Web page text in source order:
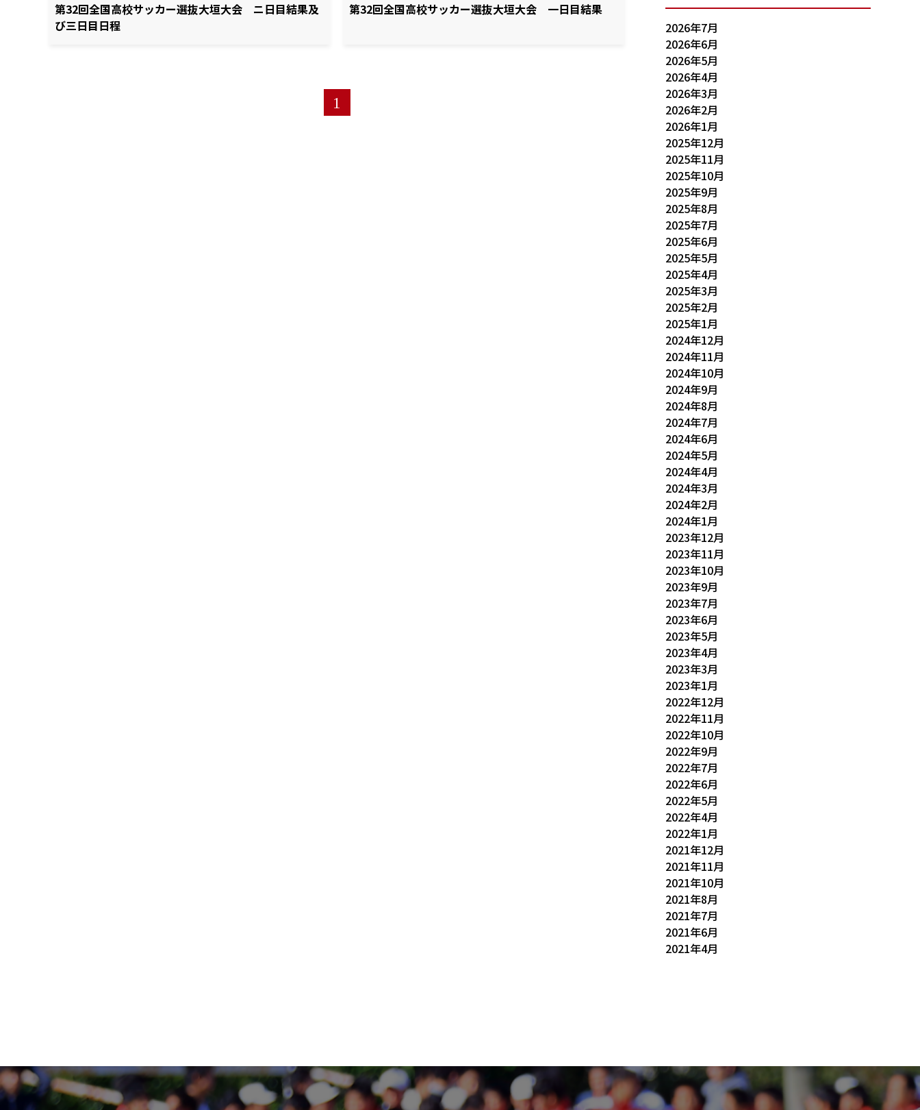
第32回全国高校サッカー選抜大垣大会 ニ日目結果及
び三日目日程
第32回全国高校サッカー選抜大垣大会 一日目結果
1
2026年7月
2026年6月
2026年5月
2026年4月
2026年3月
2026年2月
2026年1月
2025年12月
2025年11月
2025年10月
2025年9月
2025年8月
2025年7月
2025年6月
2025年5月
2025年4月
2025年3月
2025年2月
2025年1月
2024年12月
2024年11月
2024年10月
2024年9月
2024年8月
2024年7月
2024年6月
2024年5月
2024年4月
2024年3月
2024年2月
2024年1月
2023年12月
2023年11月
2023年10月
2023年9月
2023年7月
2023年6月
2023年5月
2023年4月
2023年3月
2023年1月
2022年12月
2022年11月
2022年10月
2022年9月
2022年7月
2022年6月
2022年5月
2022年4月
2022年1月
2021年12月
2021年11月
2021年10月
2021年8月
2021年7月
2021年6月
2021年4月